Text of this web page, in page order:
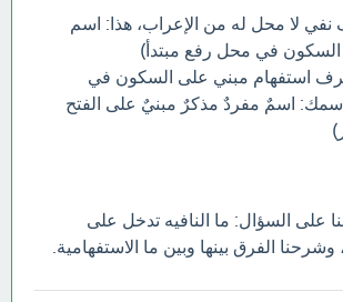
لا محل له من الإعراب، هذا: اسم
في محل رفع مبتدأ)
استفهام مبني على السكون في
اسمٌ مفردٌ مذكرٌ مبنيٌ على الفتح
على السؤال: ما النافيه تدخل على
، وشرحنا الفرق بينها وبين ما الاستفهامية.